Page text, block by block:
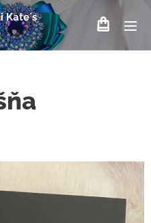
Kate´s